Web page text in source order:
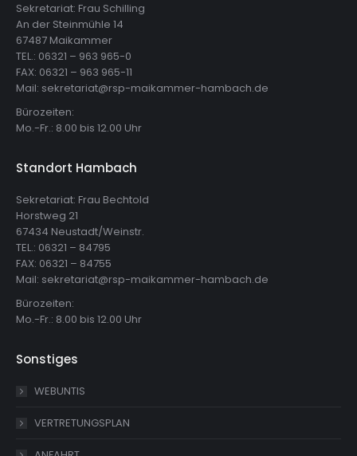
Sekretariat: Frau Schilling
An der Steinmühle 14
67487 Maikammer
TEL.: 06321 – 963 965-0
FAX: 06321 – 963 965-11
Mail: sekretariat@rsp-maikammer-hambach.de
Bürozeiten:
Mo.-Fr.: 8.00 bis 12.00 Uhr
Standort Hambach
Sekretariat: Frau Bechtold
Horstweg 21
67434 Neustadt/Weinstr.
TEL.: 06321 – 84795
FAX: 06321 – 84755
Mail: sekretariat@rsp-maikammer-hambach.de
Bürozeiten:
Mo.-Fr.: 8.00 bis 12.00 Uhr
Sonstiges
WEBUNTIS
VERTRETUNGSPLAN